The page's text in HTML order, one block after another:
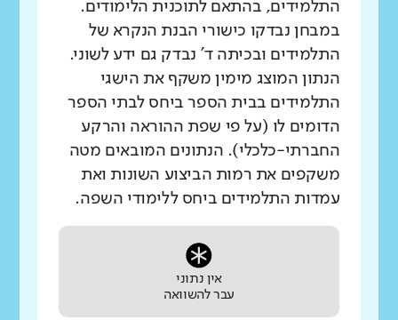
התלמידים, בהתאם לתוכנית הלימודים.
במבחן נבדקו כישורי הבנת הנקרא של
התלמידים ובכיתה ד' נבדק גם ידע לשוני.
הנתון המוצג מימין משקף את הישגי
התלמידים בבית הספר ביחס לבתי הספר
הדומים לו (על פי שפת ההוראה והרקע
החברתי-כלכלי). הנתונים המובאים מטה
משקפים את רמות הביצוע השונות ואת
עמדות התלמידים ביחס ללימודי השפה.
אין נתוני
עבר להשוואה